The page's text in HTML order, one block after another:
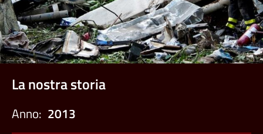
La nostra storia
Anno: 2013